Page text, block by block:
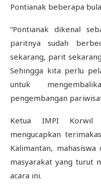
Pontianak beberapa
“Pontianak dikenal
paritnya sudah
sekarang, parit
Sehingga kita perlu
untuk
pengembangan
Ketua IMPI Korwil
mengucapkan
Kalimantan,
masyarakat yang turut
acara ini.